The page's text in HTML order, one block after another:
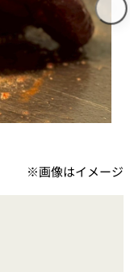
※画像はイメージ